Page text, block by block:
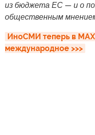
из бюджета ЕС — и о
общественным
ИноСМИ теперь в
международное >>>